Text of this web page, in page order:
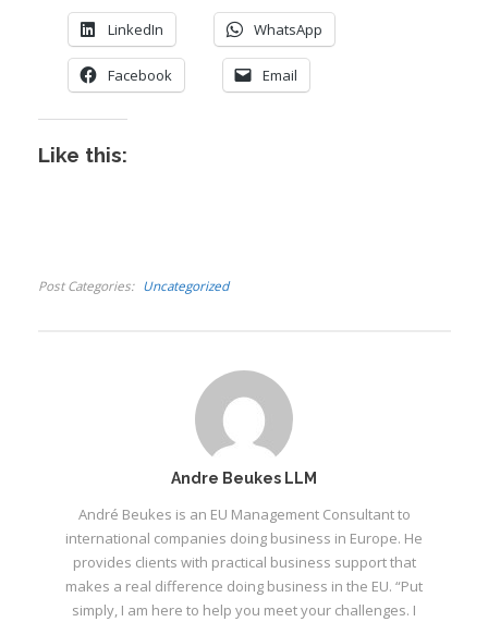
LinkedIn WhatsApp
Facebook Email
Like this:
Post Categories Uncategorized
Andre Beukes LLM
André Beukes is an EU Management Consultant to
international companies doing business in Europe. He
provides clients with practical business support that
makes a real difference doing business in the EU. “Put
simply, I am here to help you meet your challenges. I